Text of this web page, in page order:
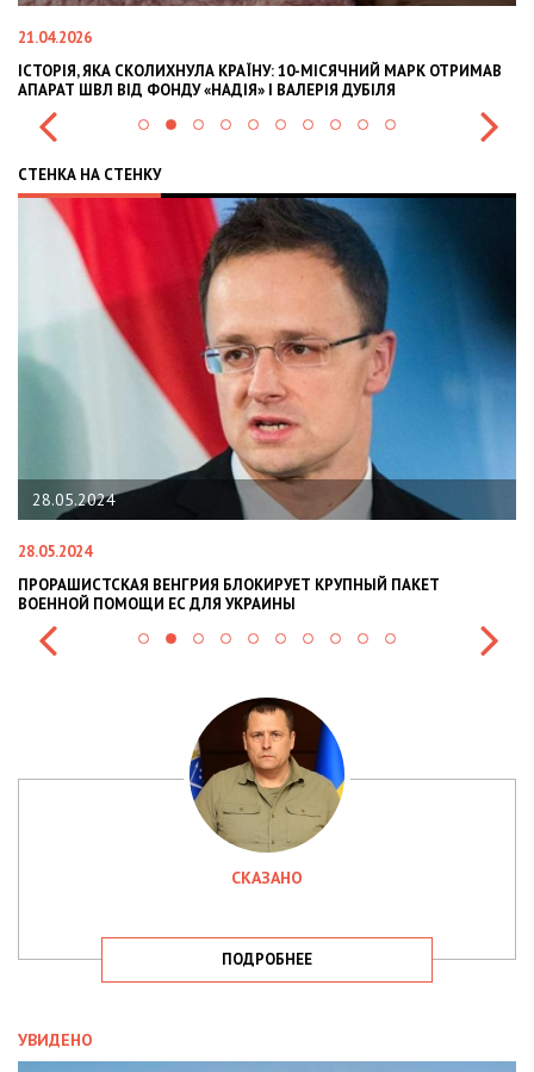
21.04.2026
ІСТОРІЯ, ЯКА СКОЛИХНУЛА КРАЇНУ: 10-МІСЯЧНИЙ МАРК ОТРИМАВ
АПАРАТ ШВЛ ВІД ФОНДУ «НАДІЯ» І ВАЛЕРІЯ ДУБІЛЯ
СТЕНКА НА СТЕНКУ
28.05.2024
28.05.2024
ПРОРАШИСТСКАЯ ВЕНГРИЯ БЛОКИРУЕТ КРУПНЫЙ ПАКЕТ
ВОЕННОЙ ПОМОЩИ ЕС ДЛЯ УКРАИНЫ
СКАЗАНО
ПОДРОБНЕЕ
УВИДЕНО